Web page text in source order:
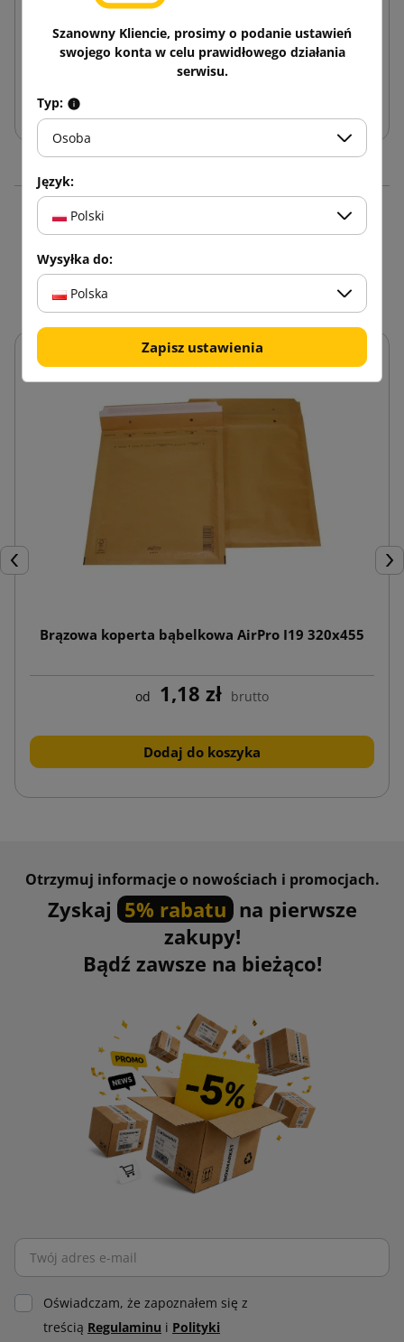
od 3,19 zł brutto
16 innych produktów w
tej samej kategorii:
Poprzedni
Brązowa koperta bąbelkowa AirPro I19 320x455
od 1,18 zł brutto
Dodaj do koszyka
Otrzymuj informacje o nowościach i promocjach.
Zyskaj 5% rabatu na pierwsze
zakupy!
Bądź zawsze na bieżąco!
Oświadczam, że zapoznałem się z
treścią Regulaminu i Polityki
Szanowny Kliencie, prosimy o podanie ustawień
swojego konta w celu prawidłowego działania
serwisu.
Typ:
Osoba
Język:
Polski
Wysyłka do:
Polska
Zapisz ustawienia